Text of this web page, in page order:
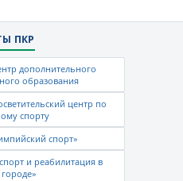
ПКР
дополнительного
образования
центр по
спорту
спорт»
и реабилитация в